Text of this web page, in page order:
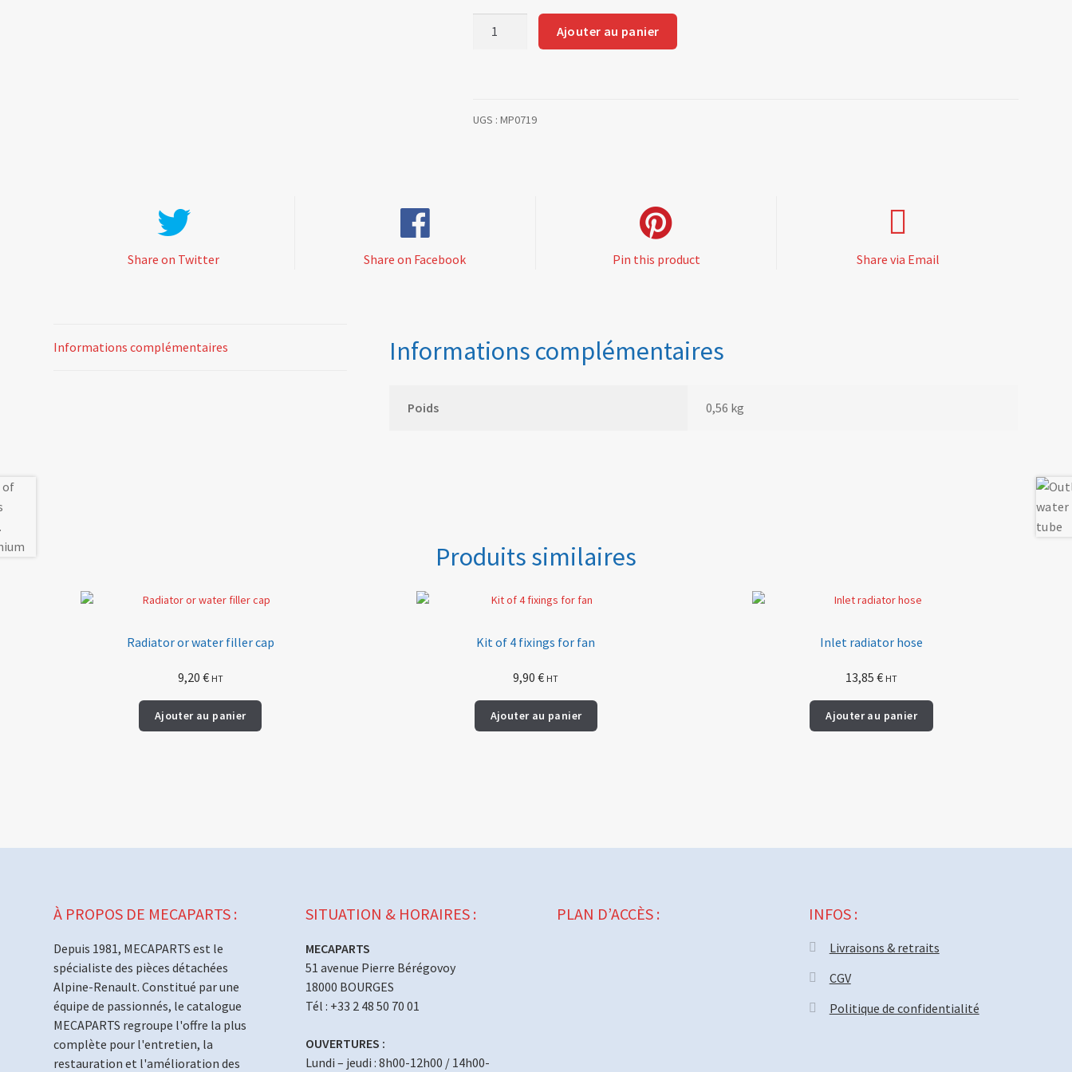
Ajouter au panier
UGS :MP0719
Share on Twitter Share on Facebook Pin this product Share via Email
Informations complémentaires Informations complémentaires
Poids 0,56 kg
Produits similaires
Radiator or water filler cap
9,20 € HT
Ajouter au panier
Kit of 4 fixings for fan
9,90€ HT
Ajouter au panier
Inlet radiator hose
13,85€ HT
Ajouter au panier
À PROPOS DE MECAPARTS :
Depuis 1981, MECAPARTS est le
spécialiste des pièces détachées
Alpine-Renault. Constitué par une
équipe de passionnés, le catalogue
MECAPARTS regroupe l'offre la plus
complète pour l'entretien, la
restauration et l'amélioration des
SITUATION & HORAIRES :
MECAPARTS
51 avenue Pierre Bérégovoy
18000 BOURGES
Tél : +33 2 48 50 70 01
OUVERTURES :
Lundi – jeudi : 8h00-12h00 / 14h00-
PLAN D’ACCÈS : INFOS :
Livraisons & retraits
CGV
Politique de confidentialité